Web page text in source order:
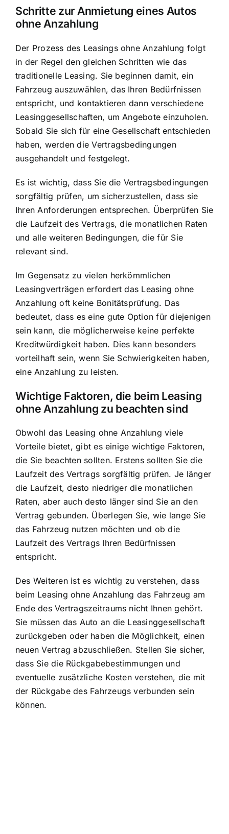
Schritte zur Anmietung eines Autos
ohne Anzahlung
Der Prozess des Leasings ohne Anzahlung folgt
in der Regel den gleichen Schritten wie das
traditionelle Leasing. Sie beginnen damit, ein
Fahrzeug auszuwählen, das Ihren Bedürfnissen
entspricht, und kontaktieren dann verschiedene
Leasinggesellschaften, um Angebote einzuholen.
Sobald Sie sich für eine Gesellschaft entschieden
haben, werden die Vertragsbedingungen
ausgehandelt und festgelegt.
Es ist wichtig, dass Sie die Vertragsbedingungen
sorgfältig prüfen, um sicherzustellen, dass sie
Ihren Anforderungen entsprechen. Überprüfen Sie
die Laufzeit des Vertrags, die monatlichen Raten
und alle weiteren Bedingungen, die für Sie
relevant sind.
Im Gegensatz zu vielen herkömmlichen
Leasingverträgen erfordert das Leasing ohne
Anzahlung oft keine Bonitätsprüfung. Das
bedeutet, dass es eine gute Option für diejenigen
sein kann, die möglicherweise keine perfekte
Kreditwürdigkeit haben. Dies kann besonders
vorteilhaft sein, wenn Sie Schwierigkeiten haben,
eine Anzahlung zu leisten.
Wichtige Faktoren, die beim Leasing
ohne Anzahlung zu beachten sind
Obwohl das Leasing ohne Anzahlung viele
Vorteile bietet, gibt es einige wichtige Faktoren,
die Sie beachten sollten. Erstens sollten Sie die
Laufzeit des Vertrags sorgfältig prüfen. Je länger
die Laufzeit, desto niedriger die monatlichen
Raten, aber auch desto länger sind Sie an den
Vertrag gebunden. Überlegen Sie, wie lange Sie
das Fahrzeug nutzen möchten und ob die
Laufzeit des Vertrags Ihren Bedürfnissen
entspricht.
Des Weiteren ist es wichtig zu verstehen, dass
beim Leasing ohne Anzahlung das Fahrzeug am
Ende des Vertragszeitraums nicht Ihnen gehört.
Sie müssen das Auto an die Leasinggesellschaft
zurückgeben oder haben die Möglichkeit, einen
neuen Vertrag abzuschließen. Stellen Sie sicher,
dass Sie die Rückgabebestimmungen und
eventuelle zusätzliche Kosten verstehen, die mit
der Rückgabe des Fahrzeugs verbunden sein
können.